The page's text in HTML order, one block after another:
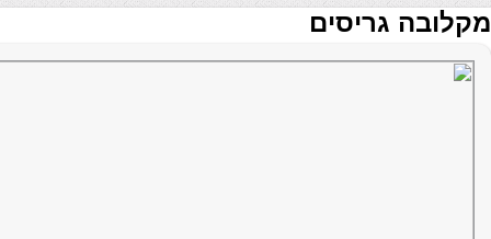
מקלובה גריסים